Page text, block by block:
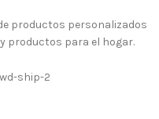
productos personalizados
productos para el hogar.